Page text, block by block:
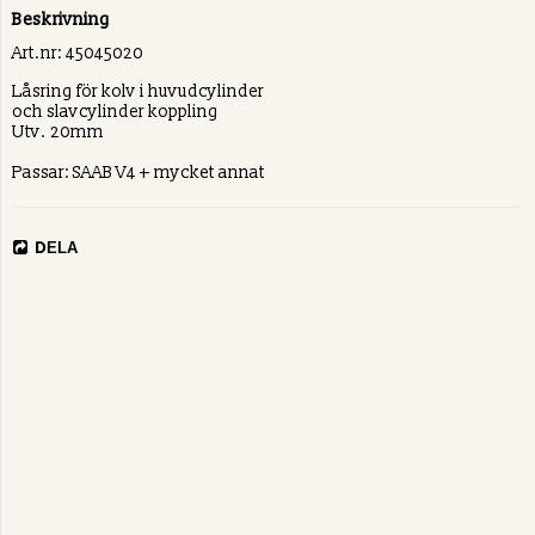
Beskrivning
Art.nr: 45045020
Låsring för kolv i huvudcylinder
och slavcylinder koppling
Utv. 20mm
Passar: SAAB V4 + mycket annat
DELA